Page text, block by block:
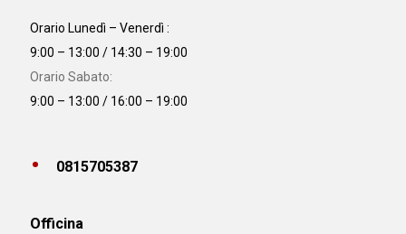
Orario Lunedì – Venerdì :
9:00 – 13:00 / 14:30 – 19:00
Orario Sabato:
9:00 – 13:00 / 16:00 – 19:00
0815705387
Officina